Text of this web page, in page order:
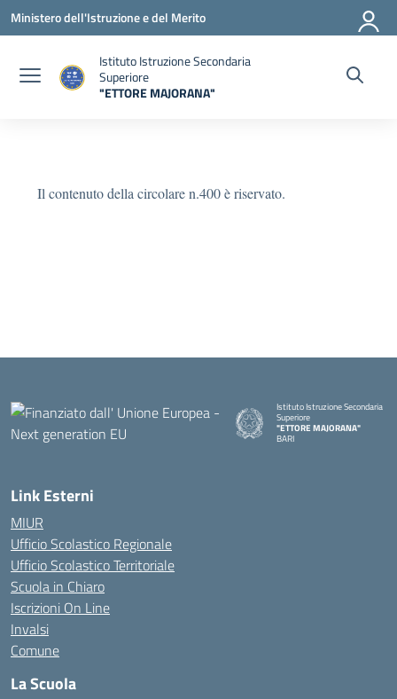
Vai ai contenuti
Vai al menu di navigazione
Vai al footer
Ministero dell'Istruzione e del Merito
Istituto Istruzione Secondaria
Superiore
"ETTORE MAJORANA"
Il contenuto della circolare n.400 è riservato.
Istituto Istruzione Secondaria
Superiore
"ETTORE MAJORANA"
BARI
Link Esterni
MIUR
Ufficio Scolastico Regionale
Ufficio Scolastico Territoriale
Scuola in Chiaro
Iscrizioni On Line
Invalsi
Comune
La Scuola